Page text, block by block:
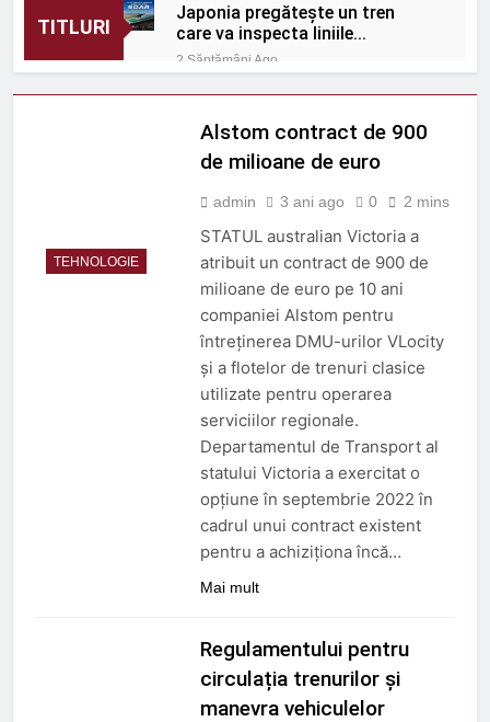
TITLURI
Japonia pregătește un tren
care va inspecta liniile
Shinkansen cu o viteză de 320
km/h
2 Săptămâni Ago
cresc în afara capitalei
2 Săptămâni Ago
Protecție eficientă
feroviar
2 Săptămâni Ago
ORDIN nr. 656 din 1 iulie
2026
ORDIN nr. 670 din 9 iulie
2026
2 Săptămâni Ago
Rolul telecomenzii în
operațiuni feroviare mai
sigure
3 Luni Ago
ROBEL MAȘINI ȘI SCULE
3 Luni Ago
Trenul push-pull cu două
niveluri al ÖBB
3 Luni Ago
2026
DECIZIE nr. 24 din 12
februarie 2026
5 Luni Ago
TEHNOLOGIE
Alstom contract de 900
de milioane de euro
admin 3 ani ago 0 2 mins
STATUL australian Victoria a
atribuit un contract de 900 de
milioane de euro pe 10 ani
companiei Alstom pentru
întreținerea DMU-urilor VLocity
și a flotelor de trenuri clasice
utilizate pentru operarea
serviciilor regionale.
Departamentul de Transport al
statului Victoria a exercitat o
opțiune în septembrie 2022 în
cadrul unui contract existent
pentru a achiziționa încă…
Mai mult
Regulamentului pentru
circulația trenurilor și
manevra vehiculelor